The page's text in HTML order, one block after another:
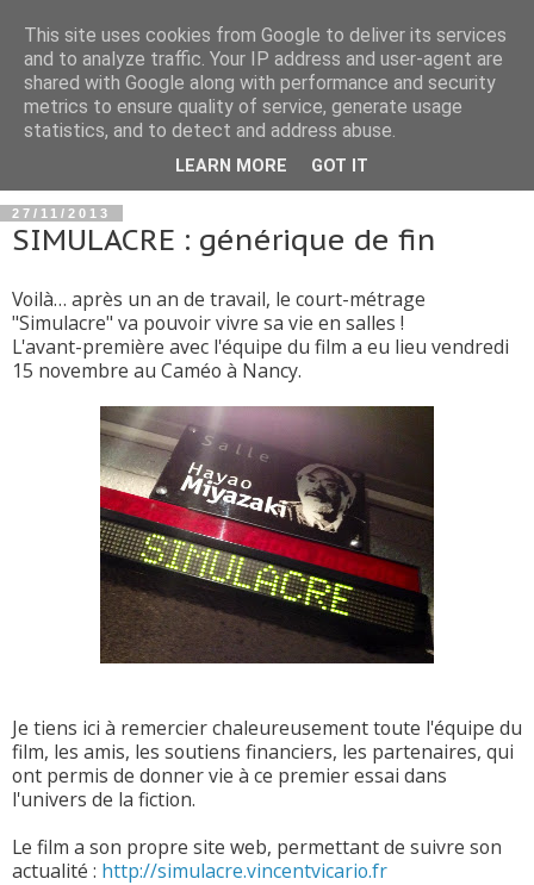
27/11/2013
SIMULACRE : générique de fin
Voilà… après un an de travail, le court-métrage
"Simulacre" va pouvoir vivre sa vie en salles !
L'avant-première avec l'équipe du film a eu lieu vendredi
15 novembre au Caméo à Nancy.
Je tiens ici à remercier chaleureusement toute l'équipe du
film, les amis, les soutiens financiers, les partenaires, qui
ont permis de donner vie à ce premier essai dans
l'univers de la fiction.
Le film a son propre site web, permettant de suivre son
actualité : http://simulacre.vincentvicario.fr
This site uses cookies from Google to deliver its services
and to analyze traffic. Your IP address and user-agent are
shared with Google along with performance and security
metrics to ensure quality of service, generate usage
statistics, and to detect and address abuse.
LEARN MORE GOT IT